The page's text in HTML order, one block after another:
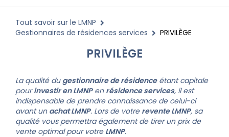
Tout savoir sur le LMNP
Gestionnaires de résidences services
PRIVILÈGE
PRIVILÈGE
La qualité du gestionnaire de résidenceétant capitale
pourinvestir en LMNPen résidence services, il est
indispensable de prendre connaissance de celui-ci
avant un achat LMNP. Lors de votre revente LMNP, sa
qualité vous permettra également de tirer un prix de
vente optimal pour votre LMNP.